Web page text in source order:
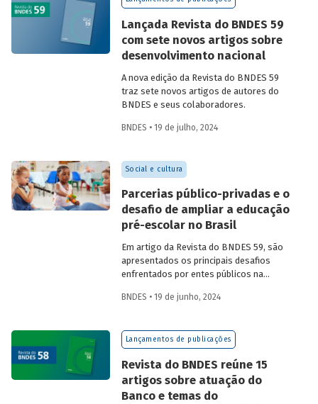
Lançada Revista do BNDES 59
com sete novos artigos sobre
desenvolvimento nacional
A nova edição da Revista do BNDES 59
traz sete novos artigos de autores do
BNDES e seus colaboradores.
BNDES • 19 de julho, 2024
Social e cultura
Parcerias público-privadas e o
desafio de ampliar a educação
pré-escolar no Brasil
Em artigo da Revista do BNDES 59, são
apresentados os principais desafios
enfrentados por entes públicos na
como aprendizados e possíveis soluções
na experiência das equipes do BNDES.
BNDES • 19 de junho, 2024
Lançamentos de publicações
Revista do BNDES reúne 15
artigos sobre atuação do
Banco e temas do